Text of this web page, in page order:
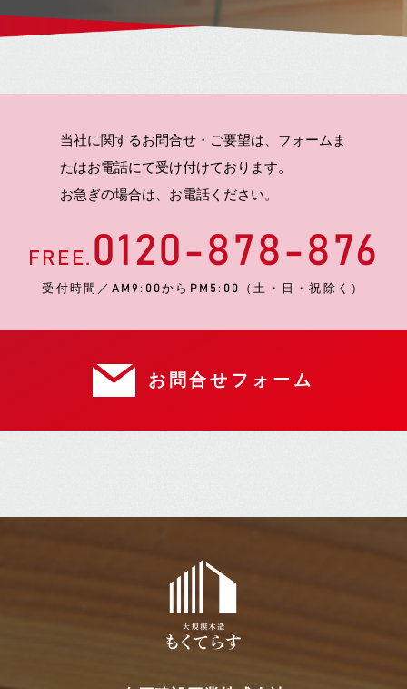
当社に関するお問合せ・ご要望は、フォームま
たはお電話にて受け付けております。
お急ぎの場合は、お電話ください。
FREE. 0120-878-876
受付時間／AM9:00からPM5:00（土・日・祝除く）
お問合せフォーム